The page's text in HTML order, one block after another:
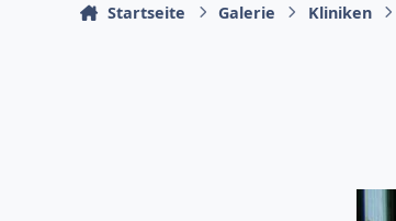
Startseite Galerie Kliniken